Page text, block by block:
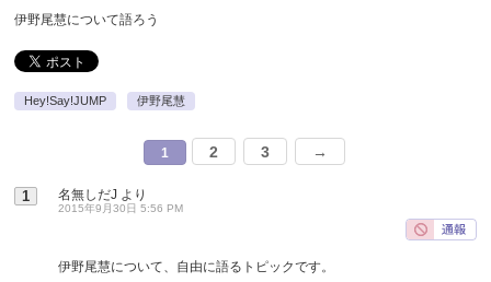
伊野尾慧について語ろう
Hey!Say!JUMP 伊野尾慧
1 2 3 →
1 名無しだJ より
2015年9月30日 5:56 PM
伊野尾慧について、自由に語るトピックです。